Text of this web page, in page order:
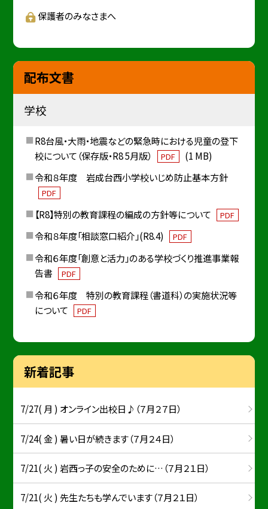
保護者のみなさまへ
配布文書
学校
R8台風・大雨・地震などの緊急時における児童の登下
校について（保存版・R8 5月版）
PDF
(1 MB)
令和８年度 岩成台西小学校いじめ防止基本方針
PDF
【R8】特別の教育課程の編成の方針等について PDF
令和８年度「相談窓口紹介」(R8.4) PDF
令和６年度「創意と活力」のある学校づくり推進事業報
告書
PDF
令和６年度 特別の教育課程（書道科）の実施状況等
について
PDF
新着記事
7/27( 月 ) オンライン出校日♪（７月２７日）
7/24( 金 ) 暑い日が続きます（７月２４日）
7/21( 火 ) 岩西っ子の安全のために…（７月２１日）
7/21( 火 ) 先生たちも学んでいます（７月２１日）